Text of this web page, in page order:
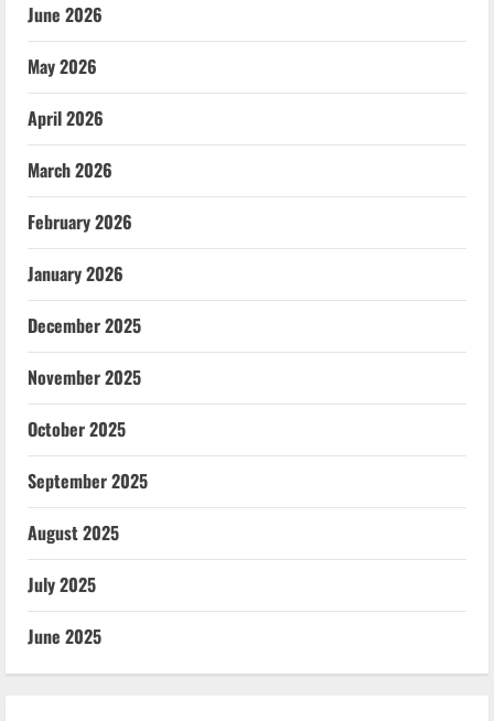
June 2026
May 2026
April 2026
March 2026
February 2026
January 2026
December 2025
November 2025
October 2025
September 2025
August 2025
July 2025
June 2025